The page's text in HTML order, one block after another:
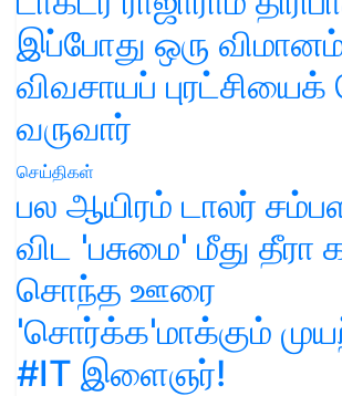
இப்போது ஒரு
விவசாயப்
வருவார்
செய்திகள்
பல ஆயிரம் டாலர்
விட 'பசுமை' மீது தீரா
சொந்த ஊரை
'சொர்க்க'மாக்கும்
#IT இளைஞர்!